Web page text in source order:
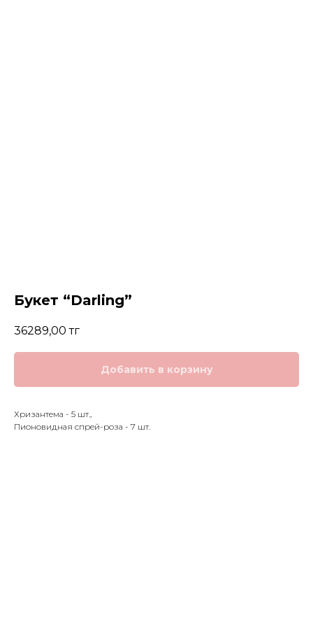
Букет “Darling”
36289,00 тг
Добавить в корзину
Хризантема - 5 шт.,
Пионовидная спрей-роза - 7 шт.